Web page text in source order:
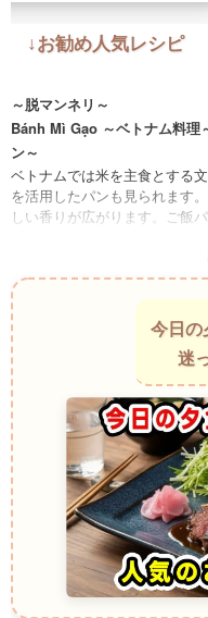
↓お勧め人気レシピ
～脱マンネリ～
Bánh Mì Gạo ～ベトナム料理
ン～
ベトナムでは米を主食とする
を活用したパンも見られます
しい香りが広がります。ご飯
Rice Bread ～アメリカ料理～
炊いた米を生地へ加えるスタ
く、ふんわり感が長続きしま
甘い香りが現れ、思わず顔を
Pan de Arroz ～コロンビア料
～
コロンビアでは米を使ったパ
特有のやさしい甘みがあり、
す。食べるほど穏やかな風味
Pão de Arroz ～ブラジル料理
ブラジルには米粉や米を活用
く、中はしっとりしています
むたびに米の風味を感じられ
Apam Beras ～マレーシア料
米を発酵させて作られる蒸し
独特の魅力があります。ご飯
象へ残る味わいです。
今日の
迷